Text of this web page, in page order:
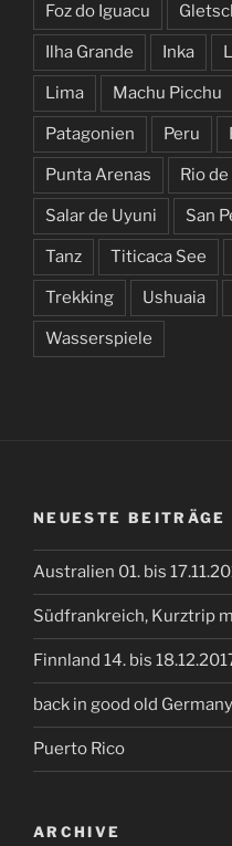
Foz do Iguacu
Ilha Grande Inka
Lima Machu Picchu
Patagonien Peru
Punta Arenas Rio
Salar de Uyuni San
Tanz Titicaca See
Trekking Ushuaia
Wasserspiele
NEUESTE BEITRÄGE
Australien 01. bis
Südfrankreich, Kurztrip
Finnland 14. bis
back in good old
Puerto Rico
ARCHIVE